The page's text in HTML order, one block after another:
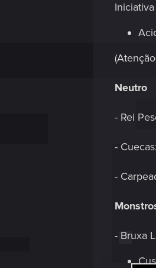
Neutro
- Rei
-
-
- Bruxa